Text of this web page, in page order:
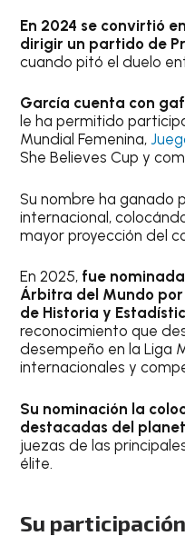
En 2024 se convirtió
dirigir un partido de
cuando pitó el duelo
García cuenta con
le ha permitido
Mundial Femenina,
She Believes Cup y
Su nombre ha ganado
internacional,
mayor proyección del
En 2025, fue
Árbitra del Mundo por
de Historia y
reconocimiento que
desempeño en la Liga
internacionales y
Su nominación la
destacadas del
juezas de las
élite.
Su